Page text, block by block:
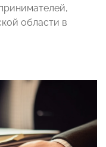
области в